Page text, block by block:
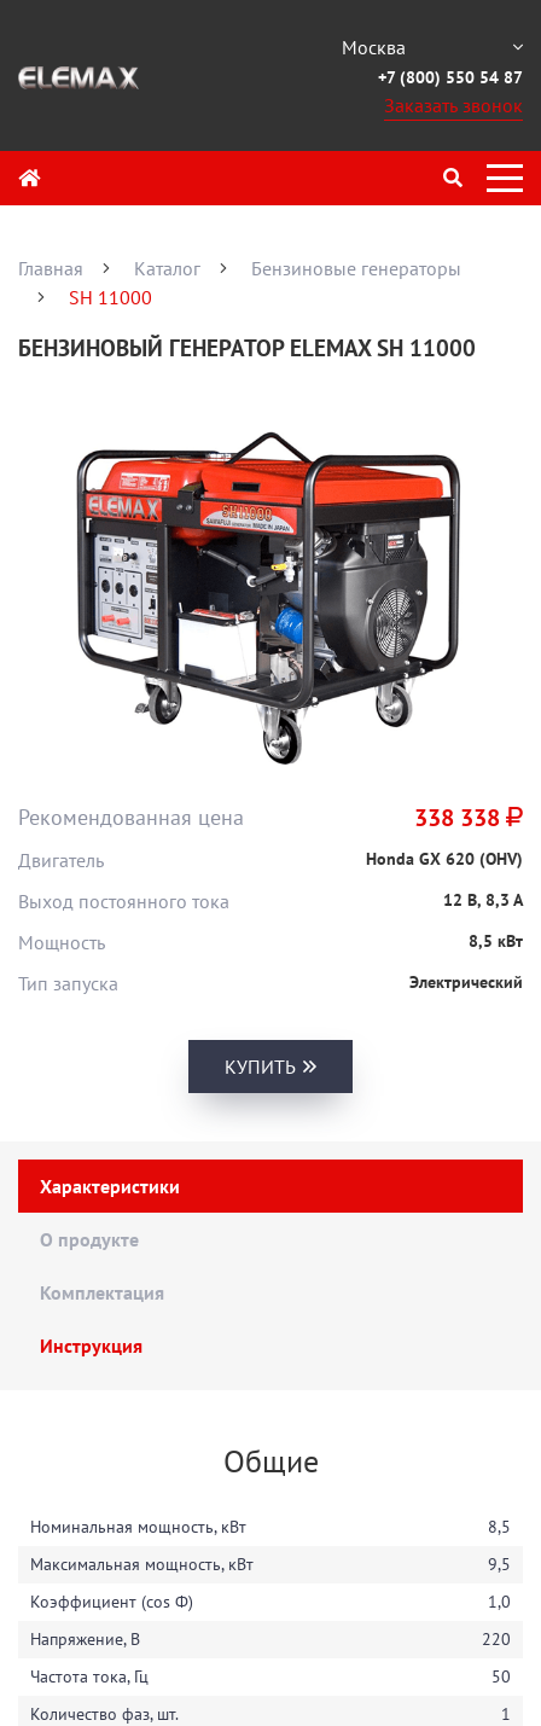
Москва
+7 (800) 550 54 87
Заказать звонок
Главная Каталог
Бензиновые генераторы
SH 11000
БЕНЗИНОВЫЙ ГЕНЕРАТОР ELEMAX SH 11000
Рекомендованная цена 338 338
Двигатель Honda GX 620 (OHV)
Выход постоянного тока 12 В, 8,3 А
Мощность 8,5 кВт
Тип запуска Электрический
КУПИТЬ
Характеристики
О продукте
Комплектация
Инструкция
Общие
Номинальная мощность, кВт
8,5
Максимальная мощность, кВт
9,5
Коэффициент (cos Ф)
1,0
Напряжение, В
220
Частота тока, Гц
50
Количество фаз, шт.
1